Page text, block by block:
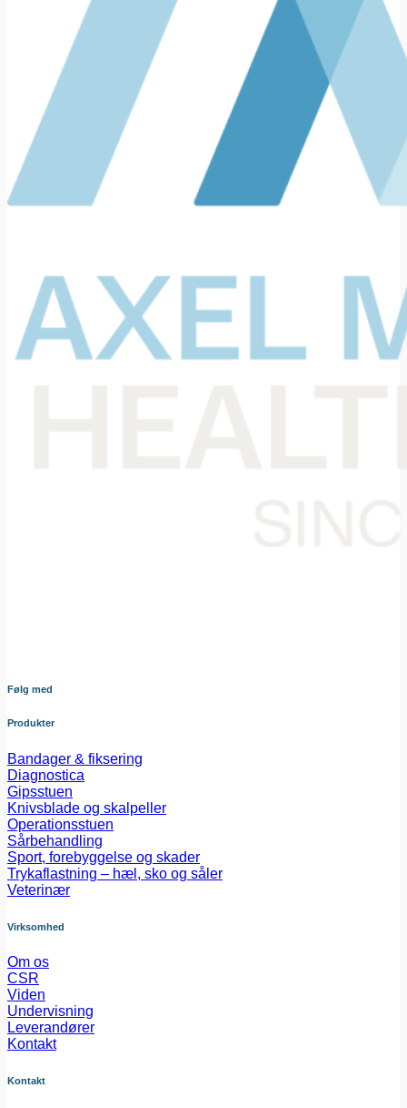
Følg med
Produkter
Bandager & fiksering
Diagnostica
Gipsstuen
Knivsblade og skalpeller
Operationsstuen
Sårbehandling
Sport, forebyggelse og skader
Trykaflastning – hæl, sko og såler
Veterinær
Virksomhed
Om os
CSR
Viden
Undervisning
Leverandører
Kontakt
Kontakt